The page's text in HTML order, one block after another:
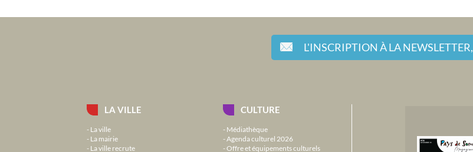
L'INSCRIPTION À LA NEWSLETTER,
LA VILLE
La ville
La mairie
La ville recrute
CULTURE
Médiathèque
Agenda culturel 2026
Offre et équipements culturels